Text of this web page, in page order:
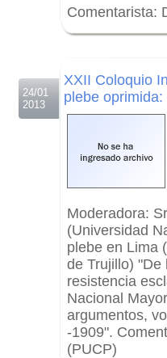
Comentarista:
24/01
2013
XXII Coloquio
plebe
Moderadora:
(Universidad
plebe en Lima
de Trujillo) "De
resistencia
Nacional
argumentos,
-1909".
(PUCP)